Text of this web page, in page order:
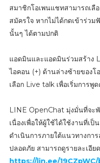
สมาชิกโอเพนแชทสามารถเลื
สมัครใจ หากไม่ได้กดเข้าร่ว
นั้นๆ ได้ตามปกติ
แอดมินและแอดมินร่วมสร้าง
ไอคอน (+) ด้านล่างซ้ายของโ
เลือก Live talk เพื่อเริ่มการพูด
LINE OpenChat มุ่งมั่นที่จะ
เนื่องเพื่อให้ผู้ใช้ได้ใช้งานที่เ
ดำเนินการภายใต้แนวทางกา
ปลอดภัย สามารถดูรายละเอีย
https://lin.ee/